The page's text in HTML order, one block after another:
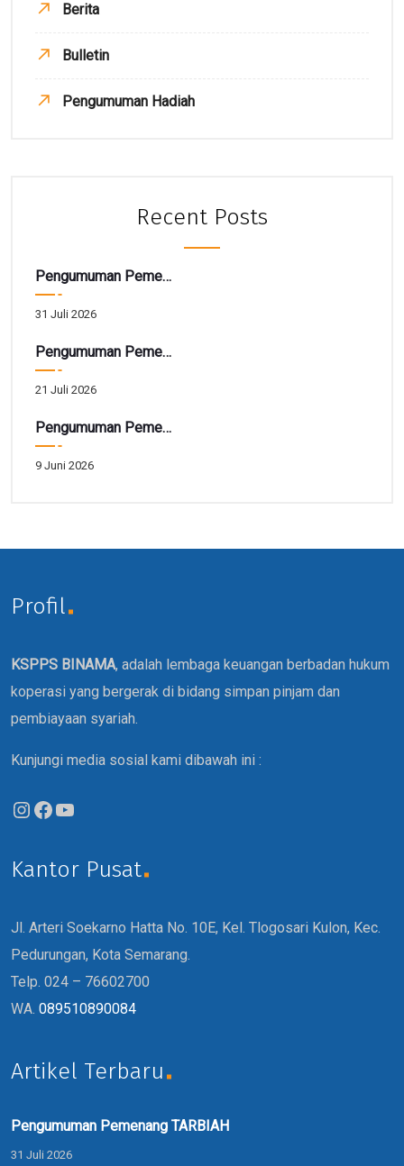
Berita
Bulletin
Pengumuman Hadiah
Recent Posts
Pengumuman Pemenang TARBIAH
31 Juli 2026
Pengumuman Pemenang Hadiah Utama Gebyar SIRELA Periode 28
21 Juli 2026
Pengumuman Pemenang Hadiah Tarbiah Akhir Periode 41
9 Juni 2026
Profil
KSPPS BINAMA, adalah lembaga keuangan berbadan hukum
koperasi yang bergerak di bidang simpan pinjam dan
pembiayaan syariah.
Kunjungi media sosial kami dibawah ini :
Kantor Pusat
Jl. Arteri Soekarno Hatta No. 10E, Kel. Tlogosari Kulon, Kec.
Pedurungan, Kota Semarang.
Telp. 024 – 76602700
WA. 089510890084
Artikel Terbaru
Pengumuman Pemenang TARBIAH
31 Juli 2026